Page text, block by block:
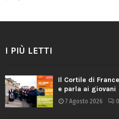
I PIÙ LETTI
Il Cortile di
e parla ai giovani
7 Agosto 2026 0